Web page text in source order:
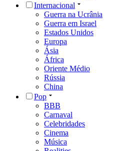
Internacional
Guerra na Ucrânia
Guerra em Israel
Estados Unidos
Europa
Ásia
África
Oriente Médio
Rússia
China
Pop
BBB
Carnaval
Celebridades
Cinema
Música